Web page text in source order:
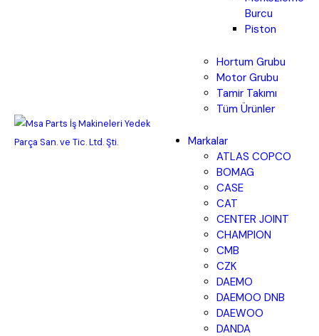
Burcu
Piston
Hortum Grubu
Motor Grubu
Tamir Takımı
Tüm Ürünler
Markalar
ATLAS COPCO
BOMAG
CASE
CAT
CENTER JOINT
CHAMPION
CMB
CZK
DAEMO
DAEMOO DNB
DAEWOO
DANDA